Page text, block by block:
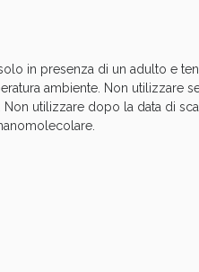
in presenza di un adulto e
ambiente. Non utilizzare
utilizzare dopo la data di
fino al 55%